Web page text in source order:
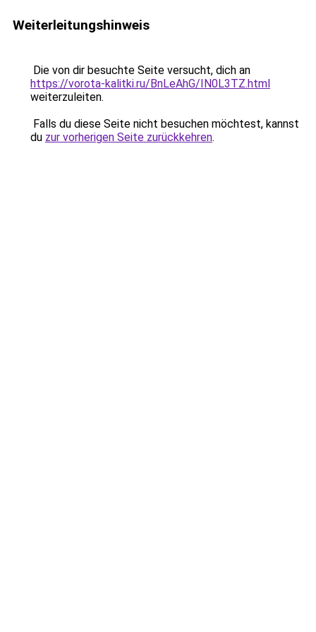
Weiterleitungshinweis
Die von dir besuchte Seite versucht, dich an
https://vorota-kalitki.ru/BnLeAhG/IN0L3TZ.html
weiterzuleiten.
Falls du diese Seite nicht besuchen möchtest, kannst
du zur vorherigen Seite zurückkehren.